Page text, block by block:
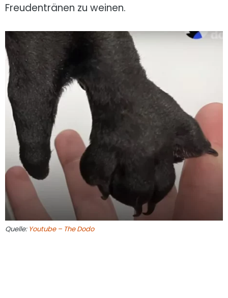
Freudentränen zu weinen.
Quelle: Youtube – The Dodo